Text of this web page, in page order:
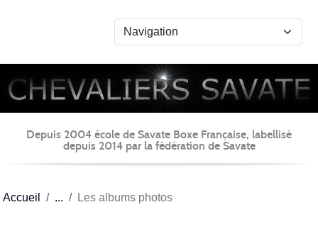
Depuis 2004 école de Savate Boxe Française, labellisé
depuis 2014 par la fédération de Savate
Accueil Les albums photos